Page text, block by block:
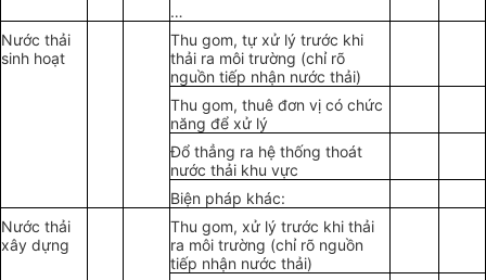
…
Nước thải
sinh hoạt
Thu gom, tự xử lý trước khi
thải ra môi trường (chỉ rõ
nguồn tiếp nhận nước thải)
Thu gom, thuê đơn vị có chức
năng để xử lý
Đổ thẳng ra hệ thống thoát
nước thải khu vực
Biện pháp khác:
Nước thải
xây dựng
Thu gom, xử lý trước khi thải
ra môi trường (chỉ rõ nguồn
tiếp nhận nước thải)